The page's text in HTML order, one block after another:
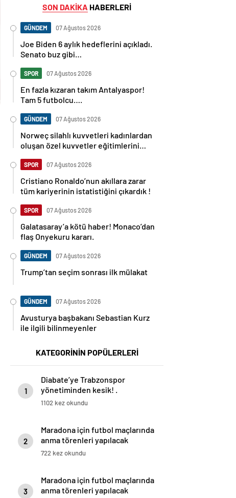
SON DAKİKA HABERLERİ
GÜNDEM 07 Ağustos 2026
Joe Biden 6 aylık hedeflerini açıkladı.
Senato buz gibi…
SPOR 07 Ağustos 2026
En fazla kızaran takım Antalyaspor!
Tam 5 futbolcu….
GÜNDEM 07 Ağustos 2026
Norweç silahlı kuvvetleri kadınlardan
oluşan özel kuvvetler eğitimlerini
SPOR 07 Ağustos 2026
Cristiano Ronaldo’nun akıllara zarar
tüm kariyerinin istatistiğini çıkardık !
SPOR 07 Ağustos 2026
Galatasaray’a kötü haber! Monaco’dan
flaş Onyekuru kararı.
GÜNDEM 07 Ağustos 2026
Trump’tan seçim sonrası ilk mülakat
GÜNDEM 07 Ağustos 2026
Avusturya başbakanı Sebastian Kurz
ile ilgili bilinmeyenler
KATEGORİNİN POPÜLERLERİ
1
Diabate’ye Trabzonspor
yönetiminden kesik! .
1102 kez okundu
2
Maradona için futbol maçlarında
anma törenleri yapılacak
722 kez okundu
3
Maradona için futbol maçlarında
anma törenleri yapılacak